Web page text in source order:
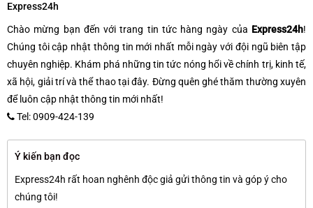
Express24h
Chào mừng bạn đến với trang tin tức hàng ngày của Express24h!
Chúng tôi cập nhật thông tin mới nhất mỗi ngày với đội ngũ biên tập
chuyên nghiệp. Khám phá những tin tức nóng hổi về chính trị, kinh tế,
xã hội, giải trí và thể thao tại đây. Đừng quên ghé thăm thường xuyên
để luôn cập nhật thông tin mới nhất!
Tel: 0909-424-139
Ý kiến bạn đọc
Express24h rất hoan nghênh độc giả gửi thông tin và góp ý cho
chúng tôi!